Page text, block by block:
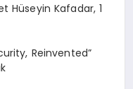
Hüseyin Kafadar, 1
Reinvented”